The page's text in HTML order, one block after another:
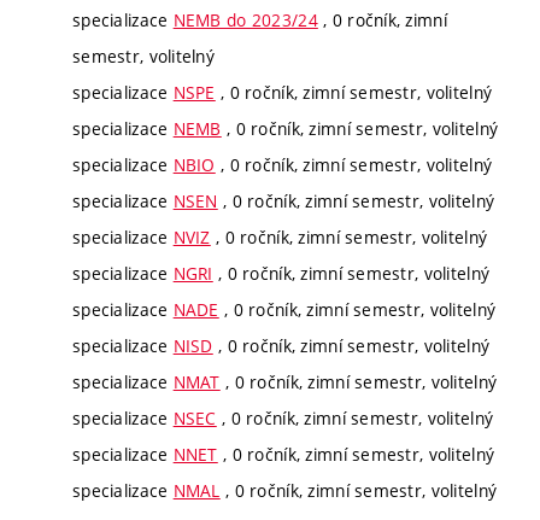
specializace NEMB do 2023/24, 0 ročník, zimní
semestr, volitelný
specializace NSPE , 0 ročník, zimní semestr, volitelný
specializace NEMB , 0 ročník, zimní semestr, volitelný
specializace NBIO , 0 ročník, zimní semestr, volitelný
specializace NSEN , 0 ročník, zimní semestr, volitelný
specializace NVIZ , 0 ročník, zimní semestr, volitelný
specializace NGRI , 0 ročník, zimní semestr, volitelný
specializace NADE , 0 ročník, zimní semestr, volitelný
specializace NISD , 0 ročník, zimní semestr, volitelný
specializace NMAT , 0 ročník, zimní semestr, volitelný
specializace NSEC , 0 ročník, zimní semestr, volitelný
specializace NNET , 0 ročník, zimní semestr, volitelný
specializace NMAL , 0 ročník, zimní semestr, volitelný